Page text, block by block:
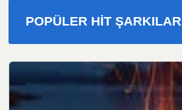
POPÜLER HIT ŞARKILAR